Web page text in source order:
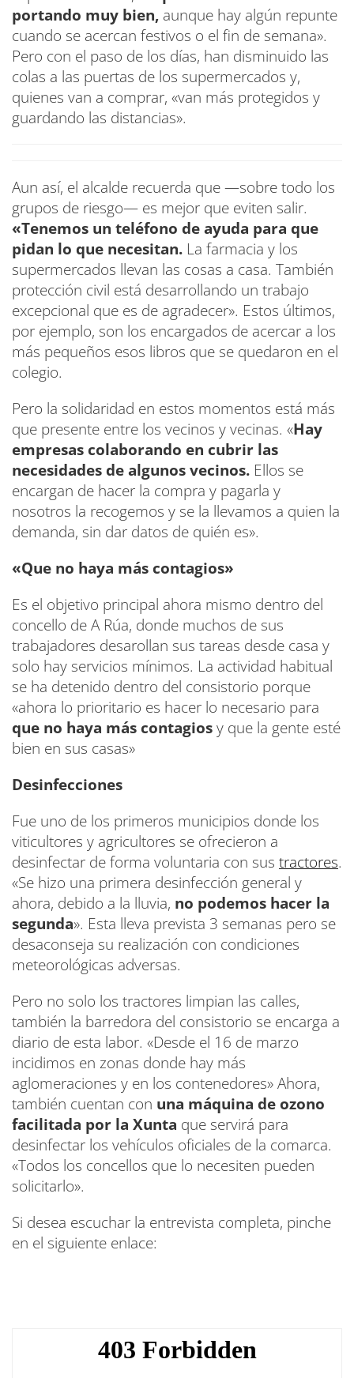
portando muy bien, aunque hay algún repunte
cuando se acercan festivos o el fin de semana».
Pero con el paso de los días, han disminuido las
colas a las puertas de los supermercados y,
quienes van a comprar, «van más protegidos y
guardando las distancias».
Aun así, el alcalde recuerda que —sobre todo los
grupos de riesgo— es mejor que eviten salir.
«Tenemos un teléfono de ayuda para que
pidan lo que necesitan. La farmacia y los
supermercados llevan las cosas a casa. También
protección civil está desarrollando un trabajo
excepcional que es de agradecer». Estos últimos,
por ejemplo, son los encargados de acercar a los
más pequeños esos libros que se quedaron en el
colegio.
Pero la solidaridad en estos momentos está más
que presente entre los vecinos y vecinas. «Hay
empresas colaborando en cubrir las
necesidades de algunos vecinos. Ellos se
encargan de hacer la compra y pagarla y
nosotros la recogemos y se la llevamos a quien la
demanda, sin dar datos de quién es».
«Que no haya más contagios»
Es el objetivo principal ahora mismo dentro del
concello de A Rúa, donde muchos de sus
trabajadores desarollan sus tareas desde casa y
solo hay servicios mínimos. La actividad habitual
se ha detenido dentro del consistorio porque
«ahora lo prioritario es hacer lo necesario para
que no haya más contagiosy que la gente esté
bien en sus casas»
Desinfecciones
Fue uno de los primeros municipios donde los
viticultores y agricultores se ofrecieron a
desinfectar de forma voluntaria con sus tractores.
«Se hizo una primera desinfección general y
ahora, debido a la lluvia, no podemos hacer la
segunda». Esta lleva prevista 3 semanas pero se
desaconseja su realización con condiciones
meteorológicas adversas.
Pero no solo los tractores limpian las calles,
también la barredora del consistorio se encarga a
diario de esta labor. «Desde el 16 de marzo
incidimos en zonas donde hay más
aglomeraciones y en los contenedores» Ahora,
también cuentan con una máquina de ozono
facilitada por la Xunta que servirá para
desinfectar los vehículos oficiales de la comarca.
«Todos los concellos que lo necesiten pueden
solicitarlo».
Si desea escuchar la entrevista completa, pinche
en el siguiente enlace: